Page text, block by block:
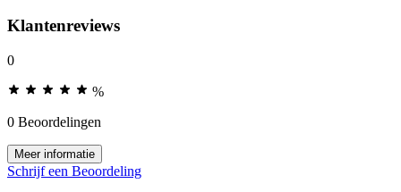
Klantenreviews
0
%
0 Beoordelingen
Meer informatie
Schrijf een Beoordeling